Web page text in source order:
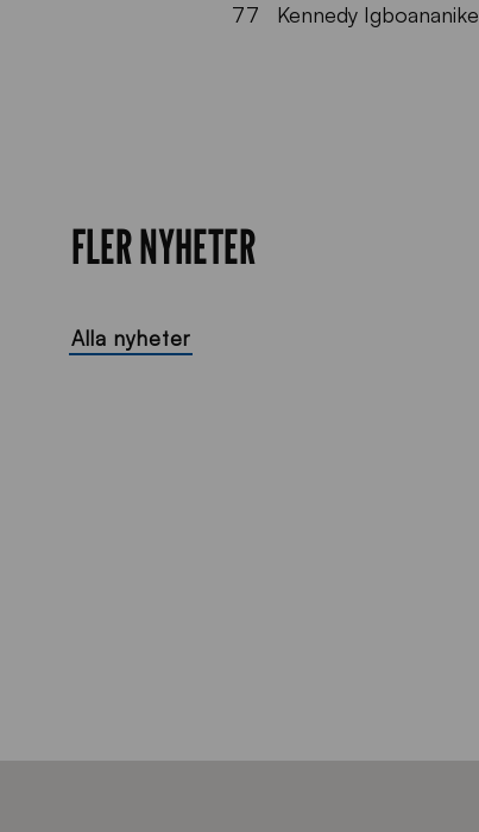
77 Kennedy Igboananike
FLER NYHETER
Alla nyheter